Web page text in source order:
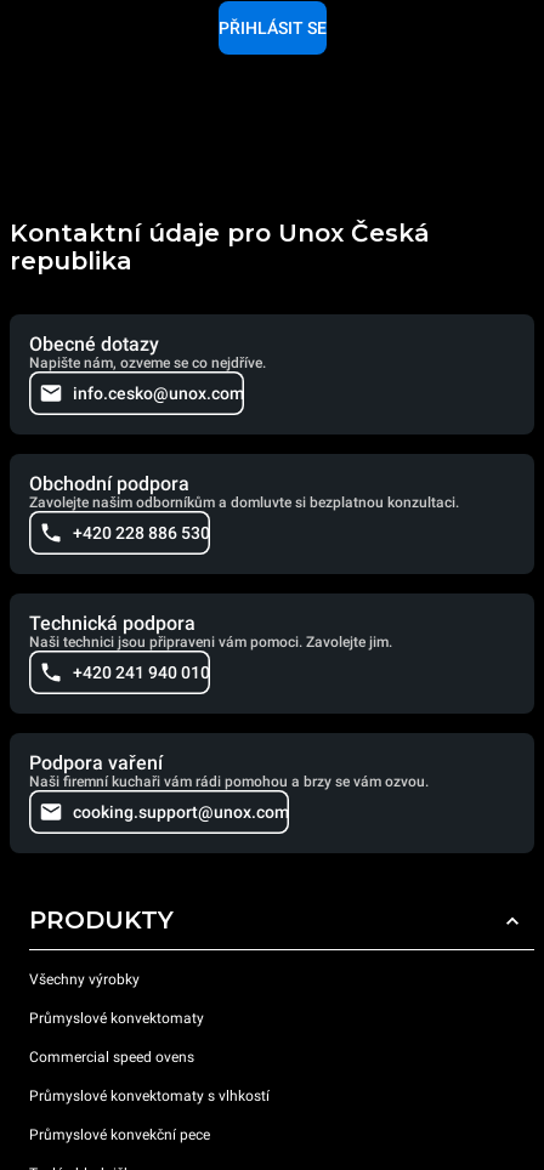
PŘIHLÁSIT SE
Kontaktní údaje pro Unox Česká
republika
Obecné dotazy
Napište nám, ozveme se co nejdříve.
info.cesko@unox.com
Obchodní podpora
Zavolejte našim odborníkům a domluvte si bezplatnou konzultaci.
+420 228 886 530
Technická podpora
Naši technici jsou připraveni vám pomoci. Zavolejte jim.
+420 241 940 010
Podpora vaření
Naši firemní kuchaři vám rádi pomohou a brzy se vám ozvou.
cooking.support@unox.com
PRODUKTY
Všechny výrobky
Průmyslové konvektomaty
Commercial speed ovens
Průmyslové konvektomaty s vlhkostí
Průmyslové konvekční pece